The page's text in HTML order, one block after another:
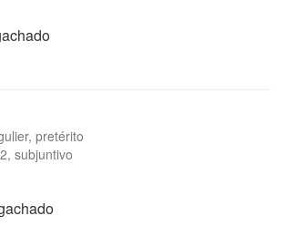
pretérito
subjuntivo